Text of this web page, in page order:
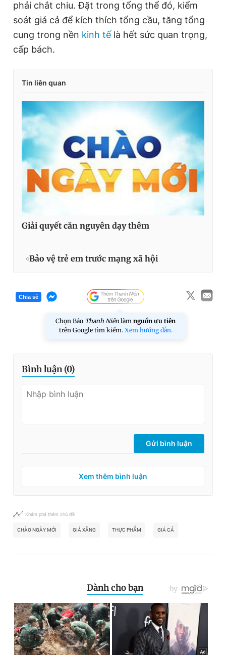
phải chắt chiu. Đặt trong tổng thể đó, kiểm
soát giá cả để kích thích tổng cầu, tăng tổng
cung trong nền kinh tế là hết sức quan trọng,
cấp bách.
Tin liên quan
Giải quyết căn nguyên dạy thêm
Bảo vệ trẻ em trước mạng xã hội
Chia sẻ
Chọn Báo Thanh Niên làm nguồn ưu tiên
trên Google tìm kiếm. Xem hướng dẫn.
Bình luận (0)
Gửi bình luận
Xem thêm bình luận
Khám phá thêm chủ đề
CHÀO NGÀY MỚI GIÁ XĂNG THỰC PHẨM GIÁ CẢ